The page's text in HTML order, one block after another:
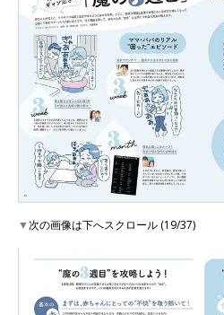
▼次の画像は下へスクロール (19/37)